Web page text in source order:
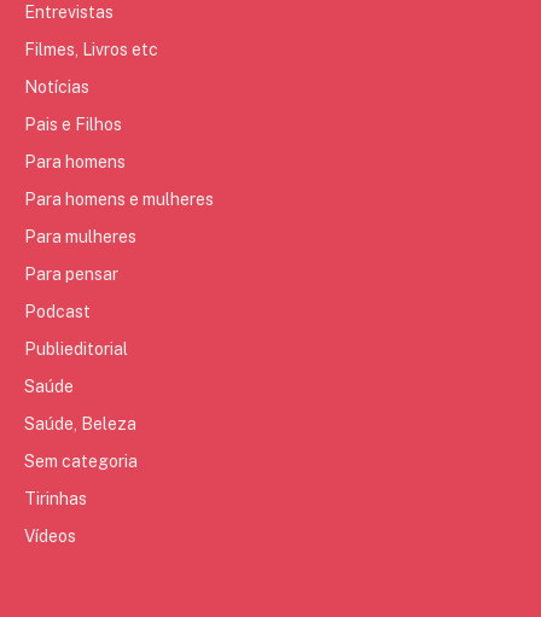
Entrevistas
Filmes, Livros etc
Notícias
Pais e Filhos
Para homens
Para homens e mulheres
Para mulheres
Para pensar
Podcast
Publieditorial
Saúde
Saúde, Beleza
Sem categoria
Tirinhas
Vídeos